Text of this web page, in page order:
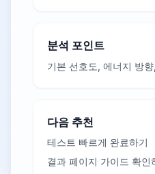
분석 포인트
기본 선호도, 에너지 방
다음 추천
테스트 빠르게 완료하기
결과 페이지 가이드 확인